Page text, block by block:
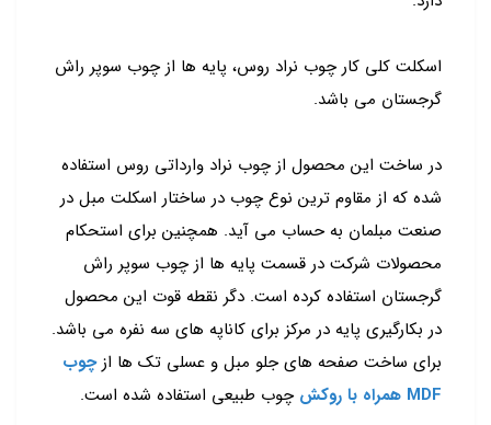
اسکلت کلی کار چوب نراد روس، پایه ها از چوب سوپر راش
گرجستان می باشد.
در ساخت این محصول از چوب نراد وارداتی روس استفاده
شده که از مقاوم ترین نوع چوب در ساختار اسکلت مبل در
صنعت مبلمان به حساب می آید. همچنین برای استحکام
محصولات شرکت در قسمت پایه ها از چوب سوپر راش
گرجستان استفاده کرده است. دگر نقطه قوت این محصول
در بکارگیری پایه در مرکز برای کاناپه های سه نفره می باشد.
برای ساخت صفحه های جلو مبل و عسلی تک ها ازچوب
MDF همراه با روکش
چوب طبیعی استفاده شده است.